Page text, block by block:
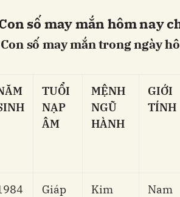
số may mắn hôm nay
số may mắn trong ngày
TUỔI
NẠP
ÂM
MỆNH
NGŨ
HÀNH
GIỚI
TÍNH
Giáp
Kim Nam